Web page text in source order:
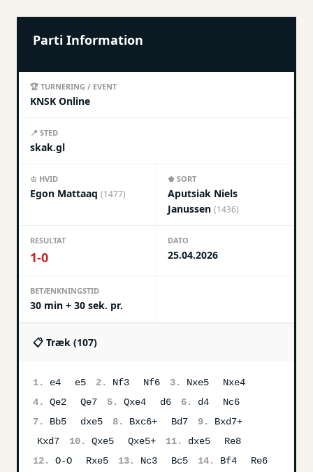
Parti Information
🏆 TURNERING / EVENT
KNSK Online
📍 STED
skak.gl
♔ HVID
Egon Mattaaq (1477)
♚ SORT
Aputsiak Niels
Janussen (1436)
RESULTAT
1-0
DATO
25.04.2026
BETÆNKNINGSTID
30 min + 30 sek. pr.
📋 Træk (107)
1. e4 e5 2. Nf3 Nf6 3. Nxe5
Nxe4
4.
Qe2 Qe7 5. Qxe4 d6 6. d4
Nc6
7.
Bb5 dxe5 8. Bxc6+ Bd7 9.
Bxd7+
Kxd7
10. Qxe5 Qxe5+ 11. dxe5
Re8
12.
O-O Rxe5 13. Nc3 Bc5 14. Bf4
Re6